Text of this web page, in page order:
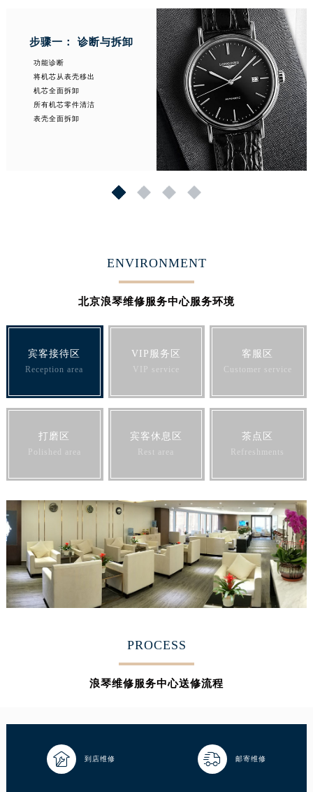
步骤一： 诊断与拆卸
功能诊断
将机芯从表壳移出
机芯全面拆卸
所有机芯零件清洁
表壳全面拆卸
1 2 3 4
ENVIRONMENT
北京浪琴维修服务中心服务环境
宾客接待区
Reception area
VIP服务区
VIP service
客服区
Customer service
打磨区
Polished area
宾客休息区
Rest area
茶点区
Refreshments
PROCESS
浪琴维修服务中心送修流程
 到店维修  邮寄维修